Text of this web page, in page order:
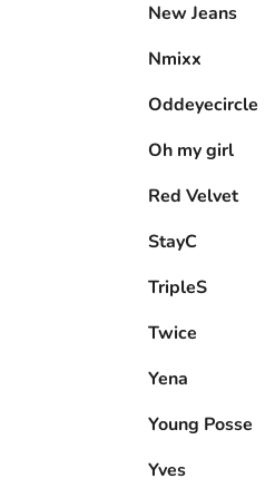
New Jeans
Nmixx
Oddeyecircle
Oh my girl
Red Velvet
StayC
TripleS
Twice
Yena
Young Posse
Yves